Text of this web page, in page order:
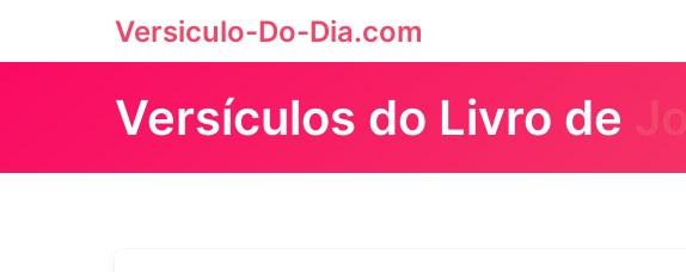
Versiculo-Do-Dia.com
Versículos do Livro de